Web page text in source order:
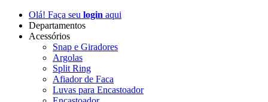
Olá! Faça seu login aqui
Departamentos
Acessórios
Snap e Giradores
Argolas
Split Ring
Afiador de Faca
Luvas para Encastoador